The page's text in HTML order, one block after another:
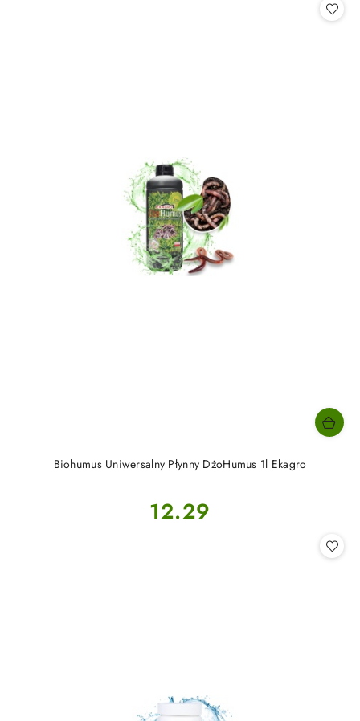
Biohumus Uniwersalny Płynny DżoHumus 1l Ekagro
Cena:
12.29